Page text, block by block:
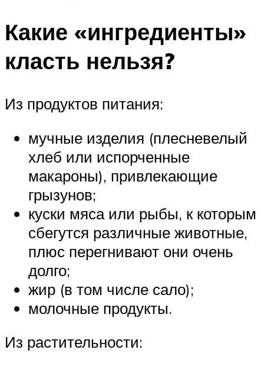
Какие «ингредиенты»
класть нельзя?
Из продуктов питания:
мучные изделия (плесневелый
хлеб или испорченные
макароны), привлекающие
грызунов;
куски мяса или рыбы, к которым
сбегутся различные животные,
плюс перегнивают они очень
долго;
жир (в том числе сало);
молочные продукты.
Из растительности: